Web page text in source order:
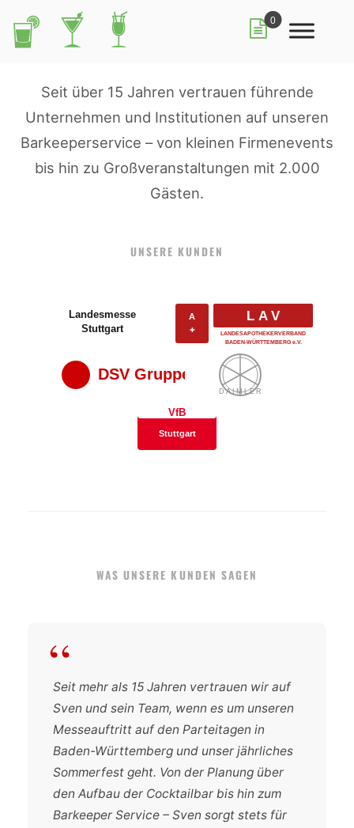
0
Seit über 15 Jahren vertrauen führende
Unternehmen und Institutionen auf unseren
Barkeeperservice – von kleinen Firmenevents
bis hin zu Großveranstaltungen mit 2.000
Gästen.
UNSERE KUNDEN
Landesmesse
Stuttgart
A
✚
LAV
LANDESAPOTHEKERVERBAND
BADEN-WÜRTTEMBERG e.V.
DSV Gruppe
DAIMLER
VfB
Stuttgart
WAS UNSERE KUNDEN SAGEN
“
Seit mehr als 15 Jahren vertrauen wir auf
Sven und sein Team, wenn es um unseren
Messeauftritt auf den Parteitagen in
Baden-Württemberg und unser jährliches
Sommerfest geht. Von der Planung über
den Aufbau der Cocktailbar bis hin zum
Barkeeper Service – Sven sorgt stets für